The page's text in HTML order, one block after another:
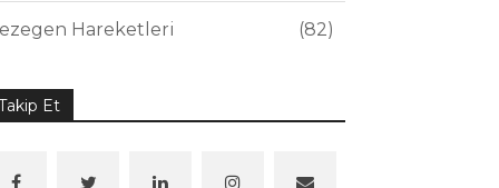
Hareketleri 82
Et